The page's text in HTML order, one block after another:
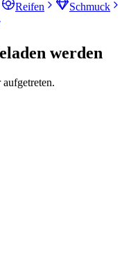
Reifen
Schmuck
werden